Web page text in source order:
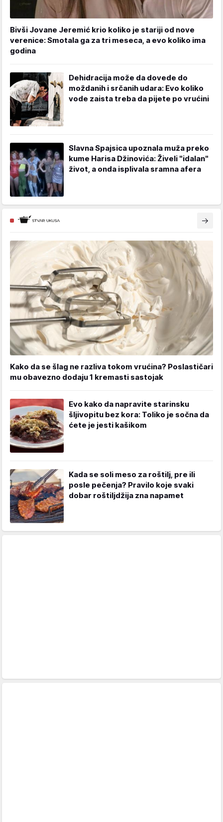
Bivši Jovane Jeremić krio koliko je stariji od nove
verenice: Smotala ga za tri meseca, a evo koliko ima
godina
Dehidracija može da dovede do
moždanih i srčanih udara: Evo koliko
vode zaista treba da pijete po vrućini
Slavna Spajsica upoznala muža preko
kume Harisa Džinovića: Živeli "idalan"
život, a onda isplivala sramna afera
Kako da se šlag ne razliva tokom vrućina? Poslastičari
mu obavezno dodaju 1 kremasti sastojak
Evo kako da napravite starinsku
šljivopitu bez kora: Toliko je sočna da
ćete je jesti kašikom
Kada se soli meso za roštilj, pre ili
posle pečenja? Pravilo koje svaki
dobar roštiljdžija zna napamet